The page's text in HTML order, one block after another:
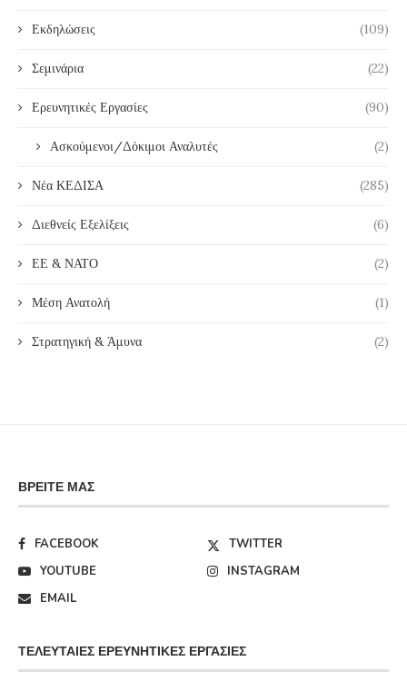
Εκδηλώσεις (109)
Σεμινάρια (22)
Ερευνητικές Εργασίες (90)
Ασκούμενοι/Δόκιμοι Αναλυτές (2)
Νέα ΚΕΔΙΣΑ (285)
Διεθνείς Εξελίξεις (6)
ΕΕ & ΝΑΤΟ (2)
Μέση Ανατολή (1)
Στρατηγική & Άμυνα (2)
ΒΡΕΊΤΕ ΜΑΣ
FACEBOOK
TWITTER
YOUTUBE
INSTAGRAM
EMAIL
ΤΕΛΕΥΤΑΊΕΣ ΕΡΕΥΝΗΤΙΚΈΣ ΕΡΓΑΣΊΕΣ